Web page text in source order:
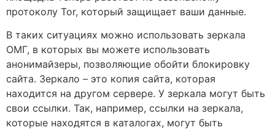
протоколу Tor, который защищает ваши данные.
В таких ситуациях можно использовать зеркала
ОМГ, в которых вы можете использовать
анонимайзеры, позволяющие обойти блокировку
сайта. Зеркало – это копия сайта, которая
находится на другом сервере. У зеркала могут быть
свои ссылки. Так, например, ссылки на зеркала,
которые находятся в каталогах, могут быть